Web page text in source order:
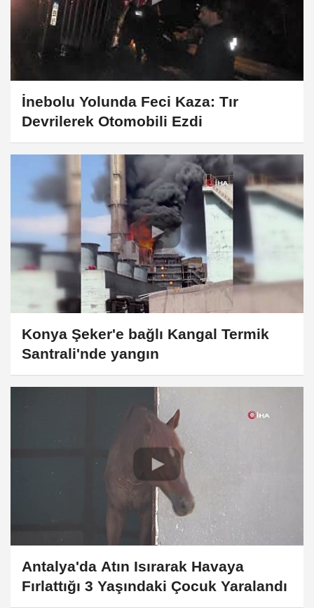
İnebolu Yolunda Feci Kaza: Tır
Devrilerek Otomobili Ezdi
Konya Şeker'e bağlı Kangal Termik
Santrali'nde yangın
Antalya'da Atın Isırarak Havaya
Fırlattığı 3 Yaşındaki Çocuk Yaralandı